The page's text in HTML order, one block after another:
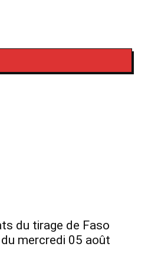
du tirage de Faso
mercredi 05 août